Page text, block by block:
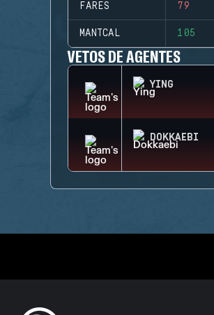
FARES 79
MANTCAL 105
VETOS DE AGENTES
YING
DOKKAEBI